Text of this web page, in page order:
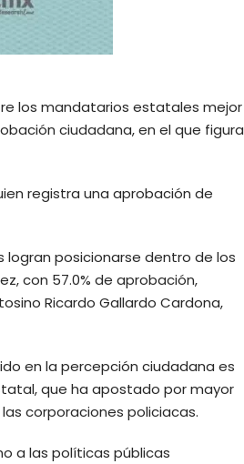
los mandatarios estatales mejor
ciudadana, en el que figura
registra una aprobación de
logran posicionarse dentro de los
con 57.0% de aprobación,
Ricardo Gallardo Cardona,
en la percepción ciudadana es
que ha apostado por mayor
corporaciones policiacas.
a las políticas públicas